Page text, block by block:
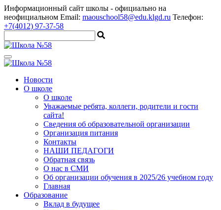
Информационный сайт школы - официально на
неофициальном Email: maouschool58@edu.klgd.ru Телефон:
+7(4012) 97-37-58
Новости
О школе
О школе
Уважаемые ребята, коллеги, родители и гости
сайта!
Сведения об образовательной организации
Организация питания
Контакты
НАШИ ПЕДАГОГИ
Обратная связь
О нас в СМИ
Об организации обучения в 2025/26 учебном году
Главная
Образование
Вклад в будущее